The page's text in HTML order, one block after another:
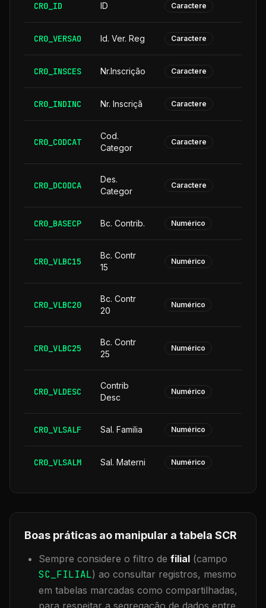
CR0_ID ID Caractere
CR0_VERSAO Id. Ver. Reg Caractere
CR0_INSCES Nr.Inscrição Caractere
CR0_INDINC Nr. Inscriçã Caractere
CR0_CODCAT
Cod.
Categor
Caractere
CR0_DCODCA
Des.
Categor
Caractere
CR0_BASECP Bc. Contrib. Numérico
CR0_VLBC15
Bc. Contr
15
Numérico
CR0_VLBC20
Bc. Contr
20
Numérico
CR0_VLBC25
Bc. Contr
25
Numérico
CR0_VLDESC
Contrib
Desc
Numérico
CR0_VLSALF Sal. Familia Numérico
CR0_VLSALM Sal. Materni Numérico
Boas práticas ao manipular a tabela SCR
Sempre considere o filtro de filial (campo
SC_FILIAL) ao consultar registros, mesmo
em tabelas marcadas como compartilhadas,
para respeitar a segregação de dados entre